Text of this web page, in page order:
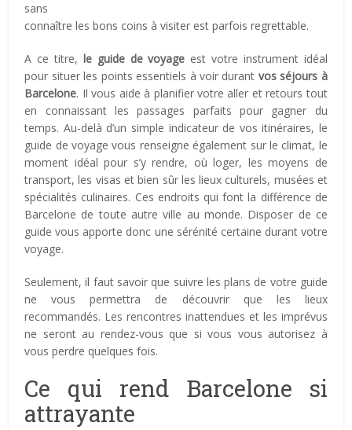
sans
connaître les bons coins à visiter est parfois regrettable.
A ce titre, le guide de voyage est votre instrument idéal
pour situer les points essentiels à voir durant vos séjours à
Barcelone. Il vous aide à planifier votre aller et retours tout
en connaissant les passages parfaits pour gagner du
temps. Au-delà d’un simple indicateur de vos itinéraires, le
guide de voyage vous renseigne également sur le climat, le
moment idéal pour s’y rendre, où loger, les moyens de
transport, les visas et bien sûr les lieux culturels, musées et
spécialités culinaires. Ces endroits qui font la différence de
Barcelone de toute autre ville au monde. Disposer de ce
guide vous apporte donc une sérénité certaine durant votre
voyage.
Seulement, il faut savoir que suivre les plans de votre guide
ne vous permettra de découvrir que les lieux
recommandés. Les rencontres inattendues et les imprévus
ne seront au rendez-vous que si vous vous autorisez à
vous perdre quelques fois.
Ce qui rend Barcelone si
attrayante